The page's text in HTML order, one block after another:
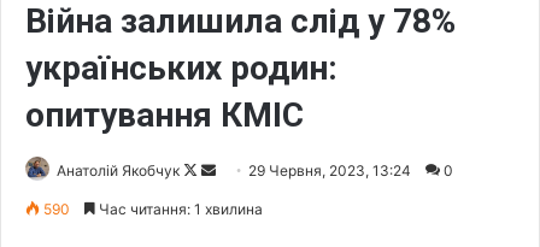
Війна залишила слід у 78%
українських родин:
опитування КМІС
Анатолій Якобчук
F
29 Червня, 2023, 13:24 0
590 Час читання: 1 хвилина